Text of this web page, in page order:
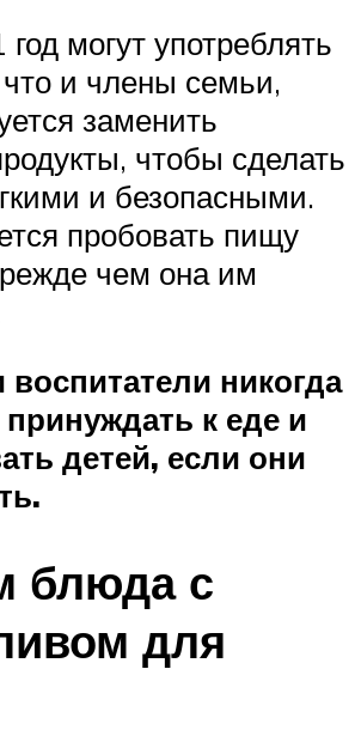
могут употреблять
и члены семьи,
заменить
чтобы сделать
и безопасными.
пробовать пищу
чем она им
никогда
к еде и
детей, если они
блюда с
для